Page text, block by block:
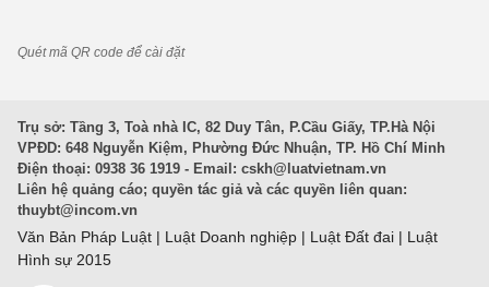
Quét mã QR code để cài đặt
Trụ sở: Tầng 3, Toà nhà IC, 82 Duy Tân, P.Cầu Giấy, TP.Hà Nội
VPĐD: 648 Nguyễn Kiệm, Phường Đức Nhuận, TP. Hồ Chí Minh
Điện thoại: 0938 36 1919 - Email: cskh@luatvietnam.vn
Liên hệ quảng cáo; quyền tác giả và các quyền liên quan:
thuybt@incom.vn
Văn Bản Pháp Luật | Luật Doanh nghiệp | Luật Đất đai | Luật
Hình sự 2015